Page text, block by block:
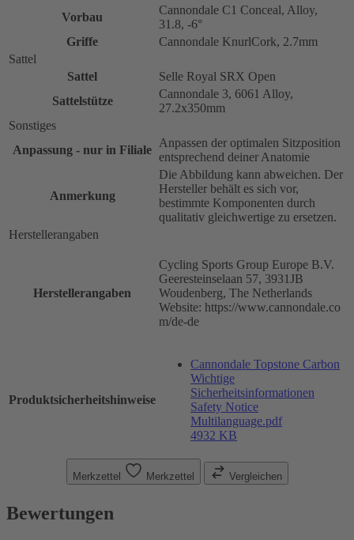
Vorbau
Cannondale C1 Conceal, Alloy,
31.8, -6°
Griffe
Cannondale KnurlCork, 2.7mm
Sattel
Sattel
Selle Royal SRX Open
Sattelstütze
Cannondale 3, 6061 Alloy,
27.2x350mm
Sonstiges
Anpassung - nur in Filiale
Anpassen der optimalen Sitzposition
entsprechend deiner Anatomie
Anmerkung
Die Abbildung kann abweichen. Der
Hersteller behält es sich vor,
bestimmte Komponenten durch
qualitativ gleichwertige zu ersetzen.
Herstellerangaben
Herstellerangaben
Cycling Sports Group Europe B.V.
Geeresteinselaan 57, 3931JB
Woudenberg, The Netherlands
Website: https://www.cannondale.co
m/de-de
Produktsicherheitshinweise
Cannondale Topstone Carbon
Wichtige
Sicherheitsinformationen
Safety Notice
Multilanguage.pdf
4932 KB
Merkzettel Merkzettel Vergleichen
Bewertungen